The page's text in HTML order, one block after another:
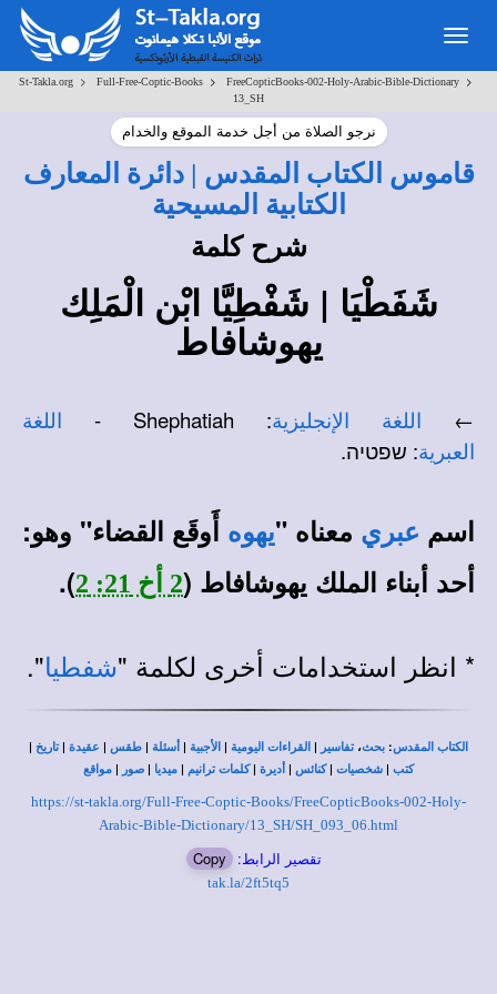
Toggle
navigation
St-Takla.org> Full-Free-Coptic-Books> FreeCopticBooks-002-Holy-Arabic-Bible-Dictionary>
13_SH
نرجو الصلاة من أجل خدمة الموقع والخدام
قاموس الكتاب المقدس | دائرة المعارف
الكتابية المسيحية
شرح كلمة
شَفَطْيَا | شَفْطِيَّا ابْن الْمَلِك
يهوشافاط
← اللغة الإنجليزية: Shephatiah -
اللغة
العبرية: שפטיה.
اسم عبري معناه "يهوه أَوقَع القضاء" وهو:
أحد أبناء الملك يهوشافاط (2 أخ 21: 2 ).
* انظر استخدامات أخرى لكلمة "شفطيا".
الكتاب المقدس: بحث،تفاسير | القراءات اليومية | الأجبية | أسئلة | طقس | عقيدة |تاريخ |
كتب | شخصيات |كنائس | أديرة |كلمات ترانيم | ميديا | صور | مواقع
https://st-takla.org/Full-Free-Coptic-Books/FreeCopticBooks-002-Holy-
Arabic-Bible-Dictionary/13_SH/SH_093_06.html
تقصير الرابط: Copy
tak.la/2ft5tq5